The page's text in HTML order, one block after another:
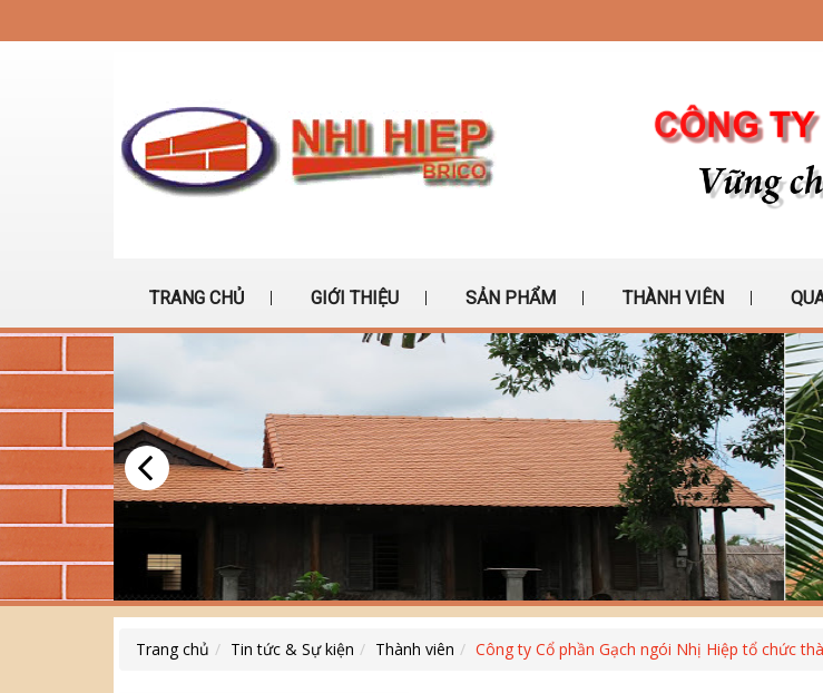
TRANG CHỦ GIỚI THIỆU SẢN PHẨM THÀNH VIÊN
Trang chủ Tin tức & Sự kiện Thành viên Công ty Cổ phần Gạch ngói Nhị Hiệp tổ chức